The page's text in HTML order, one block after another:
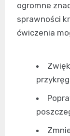
ogromne
sprawności
ćwiczenia